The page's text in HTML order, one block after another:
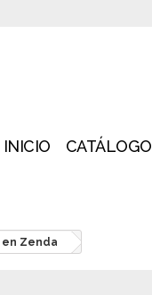
INICIO CATÁLOGO
Zenda